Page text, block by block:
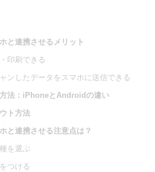
と連携させるメリット
印刷できる
ンしたデータをスマホに送信できる
法：iPhoneとAndroidの違い
ト方法
と連携させる注意点は？
を選ぶ
つける